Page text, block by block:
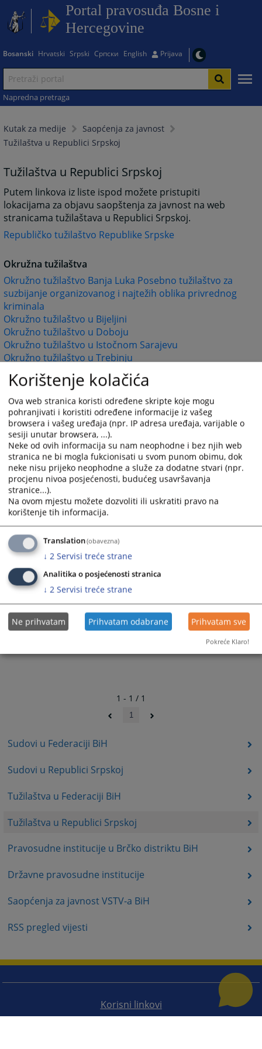
Portal pravosuđa Bosne i
Hercegovine
Bosanski Hrvatski Srpski Српски English Prijava
Napredna pretraga
Kutak za medije
Saopćenja za javnost
Tužilaštva u Republici Srpskoj
Sudovi u Federaciji BiH
Sudovi u Republici Srpskoj
Tužilaštva u Federaciji BiH
Tužilaštva u Republici Srpskoj
Pravosudne institucije u Brčko distriktu BiH
Državne pravosudne institucije
Saopćenja za javnost VSTV-a BiH
RSS pregled vijesti
Tužilaštva u Republici Srpskoj
Putem linkova iz liste ispod možete pristupiti
lokacijama za objavu saopštenja za javnost na web
stranicama tužilaštava u Republici Srpskoj.
Republičko tužilaštvo Republike Srpske
Okružna tužilaštva
Okružno tužilaštvo Banja Luka Posebno tužilaštvo za
suzbijanje organizovanog i najtežih oblika privrednog
kriminala
Okružno tužilaštvo u Bijeljini
Okružno tužilaštvo u Doboju
Okružno tužilaštvo u Istočnom Sarajevu
Okružno tužilaštvo u Trebinju
Napomena: Ovom listom obuhvaćene su one
institucije čije web stranice su razvijene u okviru
pravosudnog web portala.
7364 PREGLEDA
1 - 1 / 1
1
Korisni linkovi
Korištenje kolačića
Ova web stranica koristi određene skripte koje mogu
pohranjivati i koristiti određene informacije iz vašeg
browsera i vašeg uređaja (npr. IP adresa uređaja, varijable o
sesiji unutar browsera, ...).
Neke od ovih informacija su nam neophodne i bez njih web
stranica ne bi mogla fukcionisati u svom punom obimu, dok
neke nisu prijeko neophodne a služe za dodatne stvari (npr.
procjenu nivoa posjećenosti, budućeg usavršavanja
stranice...).
Na ovom mjestu možete dozvoliti ili uskratiti pravo na
korištenje tih informacija.
Translation(obavezna)
↓ 2 Servisi treće strane
Analitika o posjećenosti stranica
↓ 2 Servisi treće strane
Ne prihvatam Prihvatam odabrane Prihvatam sve
Pokreće Klaro!